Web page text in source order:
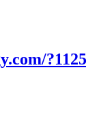
?1125